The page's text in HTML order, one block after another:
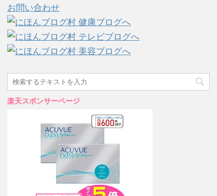
お問い合わせ
楽天スポンサーページ